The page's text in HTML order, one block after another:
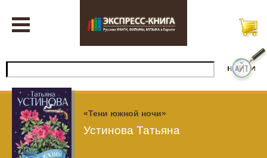
«Тени южной ночи»
Устинова Татьяна